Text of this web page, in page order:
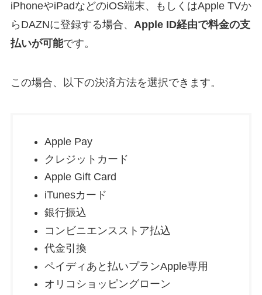
iPhoneやiPadなどのiOS端末、もしくはApple TVか
らDAZNに登録する場合、 Apple ID経由で料金の支
払いが可能です。
この場合、以下の決済方法を選択できます。
Apple Pay
クレジットカード
Apple Gift Card
iTunesカード
銀行振込
コンビニエンスストア払込
代金引換
ペイディあと払いプランApple専用
オリコショッピングローン